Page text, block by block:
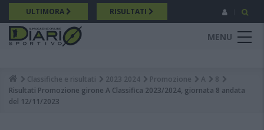
Salta
al
contenuto
principale
ULTIMORA RISULTATI
MENU
Breadcrumb
Classifiche e risultati 2023 2024 Promozione A
8
Risultati Promozione girone A Classifica 2023/2024, giornata 8 andata
del 12/11/2023